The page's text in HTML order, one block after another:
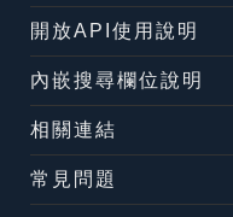
開放API使用說明
內嵌搜尋欄位說明
相關連結
常見問題